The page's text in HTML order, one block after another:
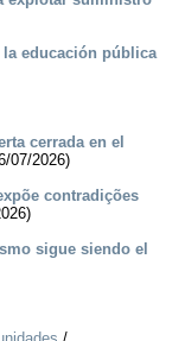
la educación pública
cerrada en el
07/2026)
contradições
sigue siendo el